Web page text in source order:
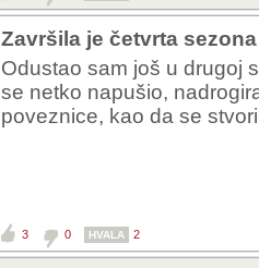
Završila je četvrta
Odustao sam još u drugoj
se netko napušio,
poveznice, kao da se
3 0 HVALA 2